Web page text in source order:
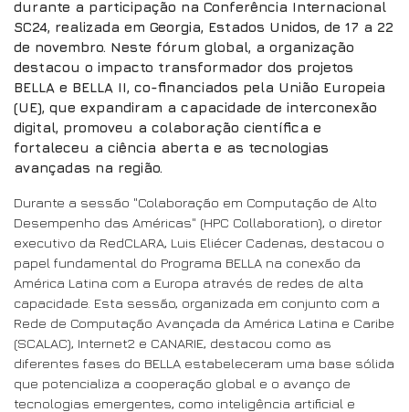
durante a participação na Conferência Internacional
SC24, realizada em Georgia, Estados Unidos, de 17 a 22
de novembro. Neste fórum global, a organização
destacou o impacto transformador dos projetos
BELLA e BELLA II, co-financiados pela União Europeia
(UE), que expandiram a capacidade de interconexão
digital, promoveu a colaboração científica e
fortaleceu a ciência aberta e as tecnologias
avançadas na região.
Durante a sessão "Colaboração em Computação de Alto
Desempenho das Américas" (HPC Collaboration), o diretor
executivo da RedCLARA, Luis Eliécer Cadenas, destacou o
papel fundamental do Programa BELLA na conexão da
América Latina com a Europa através de redes de alta
capacidade. Esta sessão, organizada em conjunto com a
Rede de Computação Avançada da América Latina e Caribe
(SCALAC), Internet2 e CANARIE, destacou como as
diferentes fases do BELLA estabeleceram uma base sólida
que potencializa a cooperação global e o avanço de
tecnologias emergentes, como inteligência artificial e